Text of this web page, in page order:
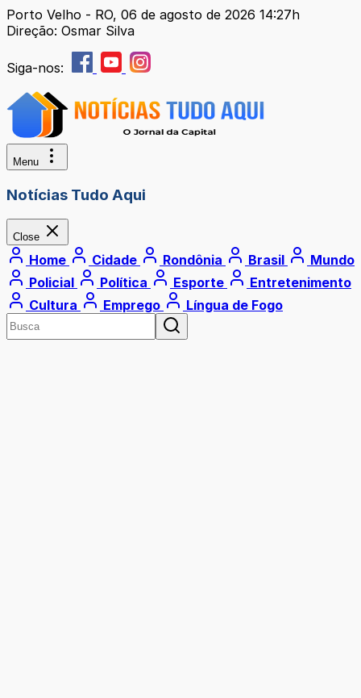
Porto Velho - RO, 06 de agosto de 2026 14:27h
Direção: Osmar Silva
Siga-nos:
Menu
Notícias Tudo Aqui
Close
Home Cidade Rondônia Brasil
Mundo
Policial
Política Esporte
Entretenimento
Cultura
Emprego Língua de Fogo